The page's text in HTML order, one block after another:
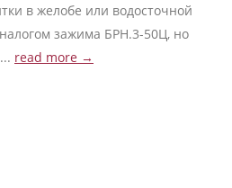
в желобе или водосточной
зажима БРН.3-50Ц, но
read more →